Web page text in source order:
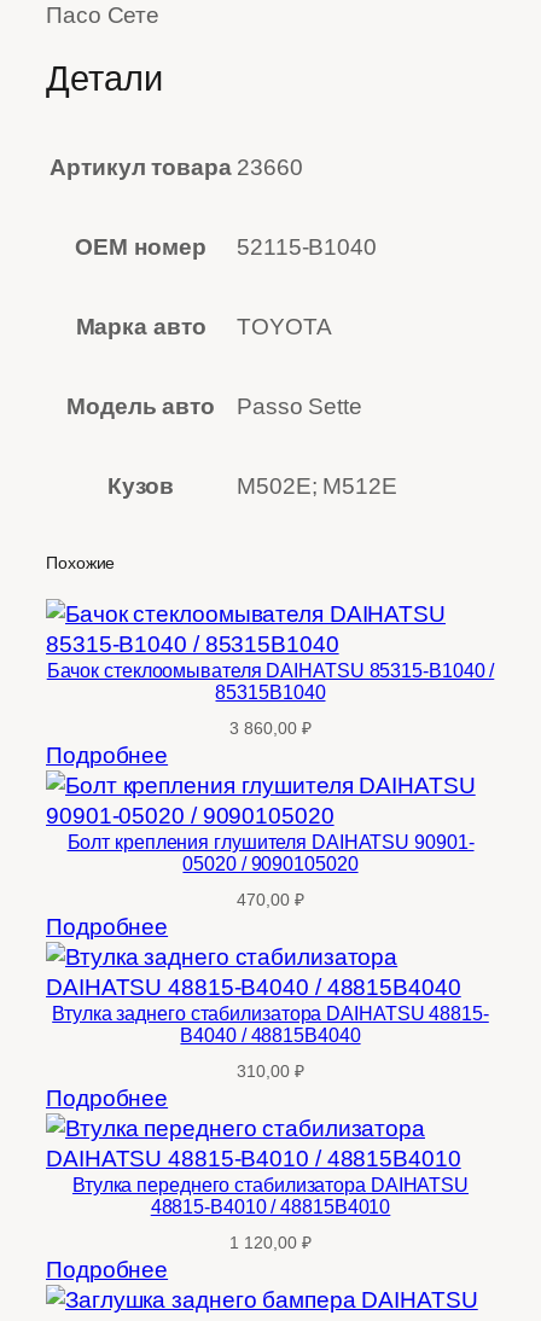
Пасо Сете
Детали
Артикул товара 23660
OEM номер 52115-B1040
Марка авто TOYOTA
Модель авто Passo Sette
Кузов M502E; M512E
Похожие
Бачок стеклоомывателя DAIHATSU 85315-B1040 /
85315B1040
3 860,00 ₽
Подробнее
Болт крепления глушителя DAIHATSU 90901-
05020 / 9090105020
470,00 ₽
Подробнее
Втулка заднего стабилизатора DAIHATSU 48815-
B4040 / 48815B4040
310,00 ₽
Подробнее
Втулка переднего стабилизатора DAIHATSU
48815-B4010 / 48815B4010
1 120,00 ₽
Подробнее